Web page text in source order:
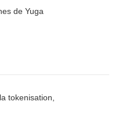
de Yuga
tokenisation,